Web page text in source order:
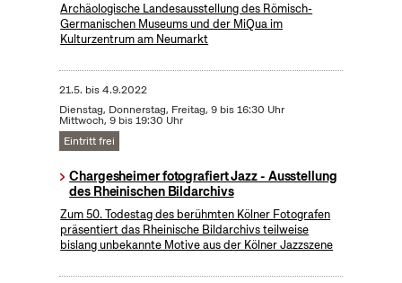
Archäologische Landesausstellung des Römisch-
Germanischen Museums und der MiQua im
Kulturzentrum am Neumarkt
21.5. bis4.9.2022
Dienstag, Donnerstag, Freitag, 9 bis 16:30 Uhr
Mittwoch, 9 bis 19:30 Uhr
Eintritt frei
Chargesheimer fotografiert Jazz - Ausstellung
des Rheinischen Bildarchivs
Zum 50. Todestag des berühmten Kölner Fotografen
präsentiert das Rheinische Bildarchivs teilweise
bislang unbekannte Motive aus der Kölner Jazzszene